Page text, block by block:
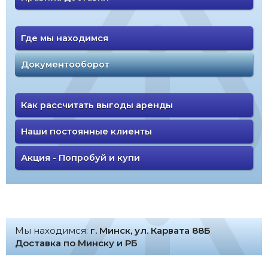
Где мы находимся
Документооборот
Как рассчитать выгоды аренды
Наши постоянные клиенты
Акция - Попробуй и купи
Мы находимся: г. Минск, ул. Карвата 88Б
Доставка по Минску и РБ